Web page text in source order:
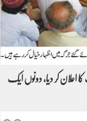
اعلان کر دیا، دونوں ایک